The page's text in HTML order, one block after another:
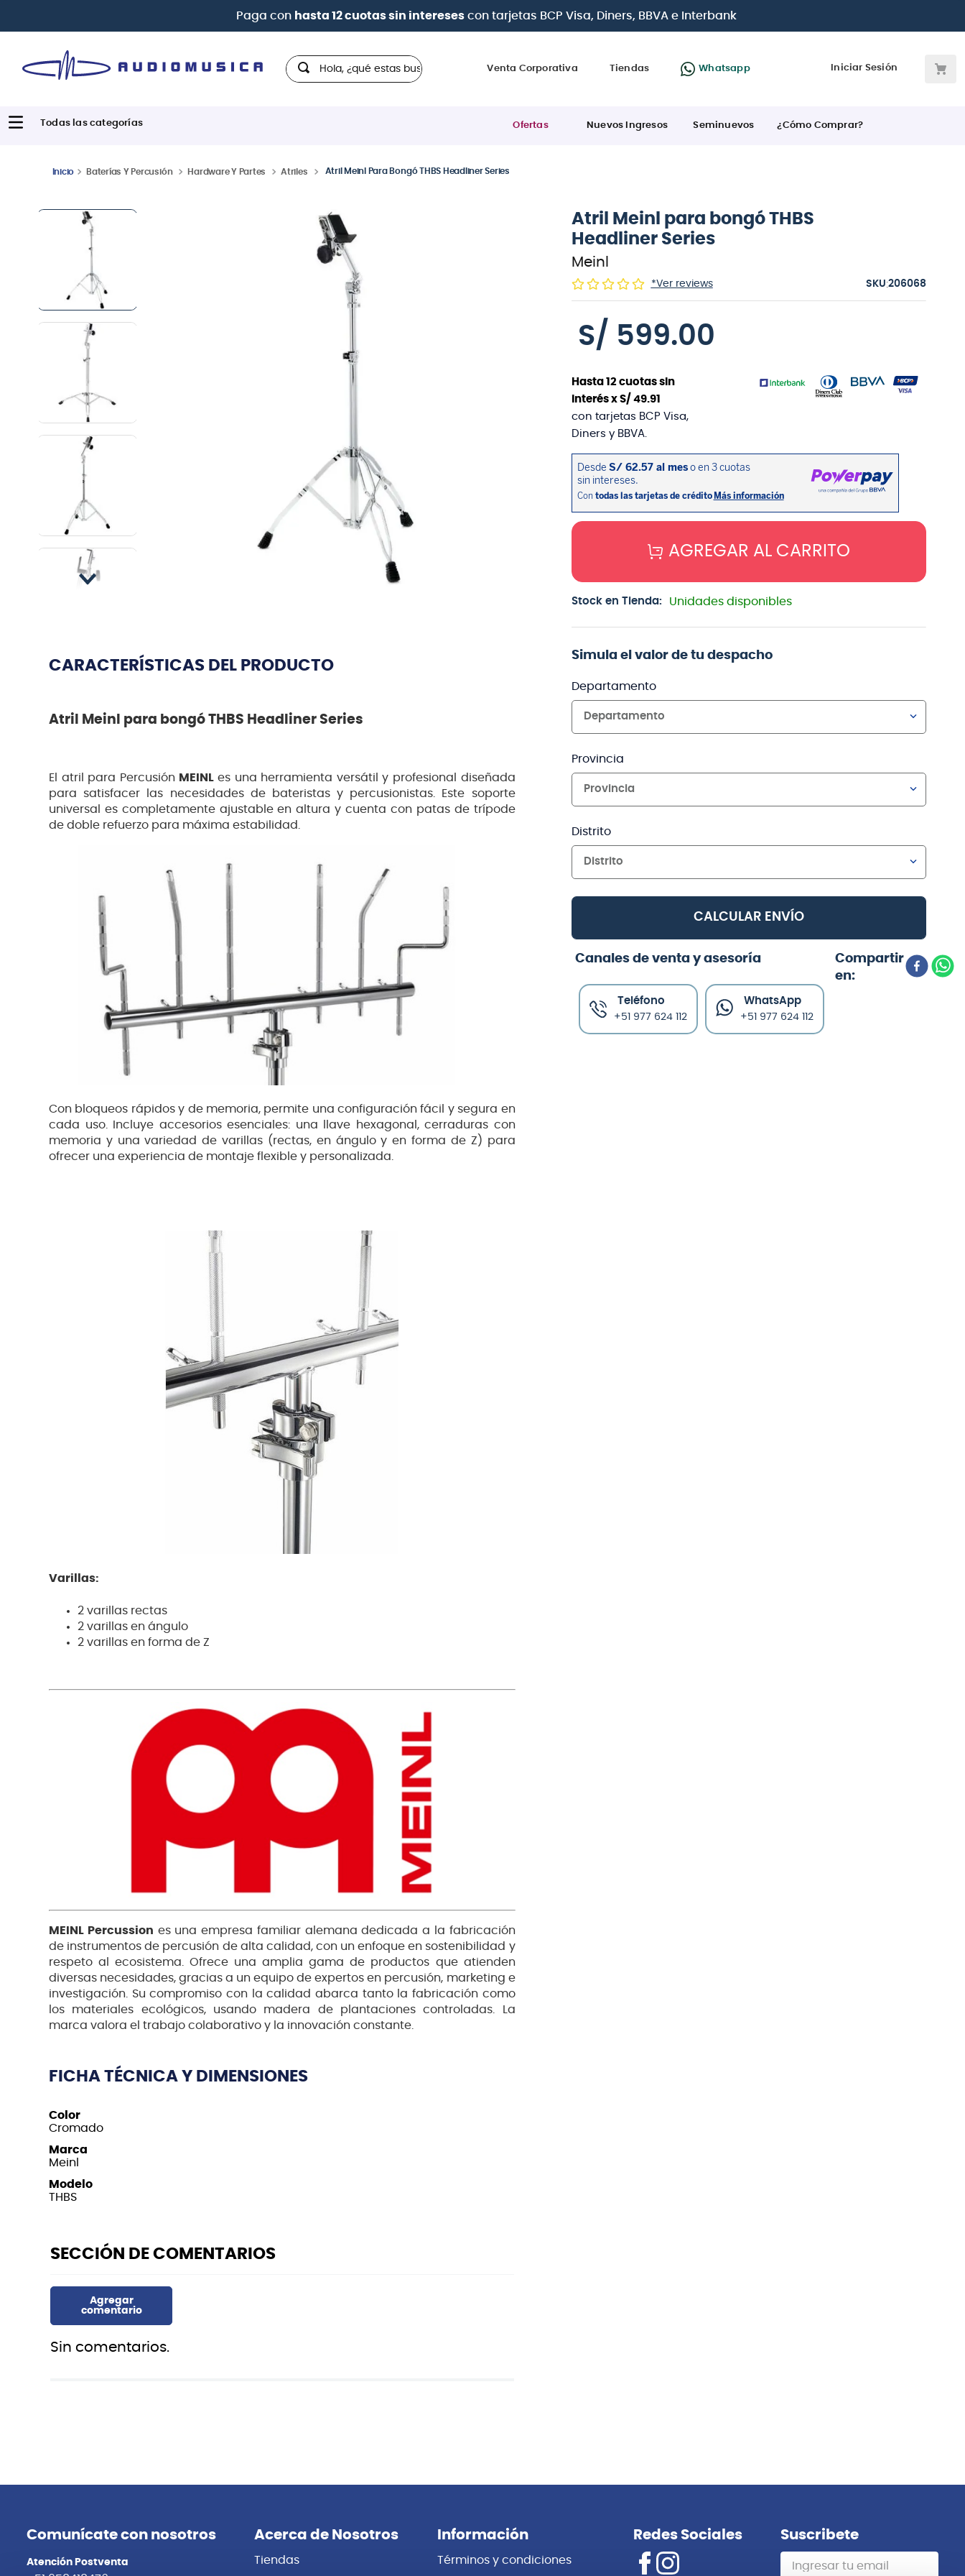
| Paga en cuotasdesde 0% de interéscon todas las tarjetas de crédito
Hola, ¿qué estas buscando?
Venta Corporativa Tiendas Whatsapp Iniciar Sesión
Ofertas Nuevos Ingresos Seminuevos ¿Cómo Comprar?
Baterías Y Percusión Hardware Y Partes Atriles Atril Meinl Para Bongó THBS Headliner Series
CARACTERÍSTICAS DEL PRODUCTO
Atril Meinl para bongó THBS Headliner Series
El atril para Percusión MEINLes una herramienta versátil y profesional diseñada
para satisfacer las necesidades de bateristas y percusionistas. Este soporte
universal es completamente ajustable en altura y cuenta con patas de trípode
de doble refuerzo para máxima estabilidad.
Con bloqueos rápidos y de memoria, permite una configuración fácil y segura en
cada uso. Incluye accesorios esenciales: una llave hexagonal, cerraduras con
memoria y una variedad de varillas (rectas, en ángulo y en forma de Z) para
ofrecer una experiencia de montaje flexible y personalizada.
Varillas:
2 varillas rectas
2 varillas en ángulo
2 varillas en forma de Z
MEINL Percussion es una empresa familiar alemana dedicada a la fabricación
de instrumentos de percusión de alta calidad, con un enfoque en sostenibilidad y
respeto al ecosistema. Ofrece una amplia gama de productos que atienden
diversas necesidades, gracias a un equipo de expertos en percusión, marketing e
investigación. Su compromiso con la calidad abarca tanto la fabricación como
los materiales ecológicos, usando madera de plantaciones controladas. La
marca valora el trabajo colaborativo y la innovación constante.
FICHA TÉCNICA Y DIMENSIONES
Color
Cromado
Marca
Meinl
Modelo
THBS
Sin comentarios.
Atril Meinl para bongó THBS
Headliner Series
Meinl
*Ver reviews :206068
S/ 599.00
Hasta 12cuotas sin
interés x S/ 49.91
con tarjetas BCP Visa,
Diners y BBVA.
AGREGAR AL CARRITO
Stock en Tienda: Unidades disponibles
Simula el valor de tu despacho
Departamento
Departamento
Provincia
Provincia
Distrito
Distrito
CALCULAR ENVÍO
Canales de venta y asesoría
Teléfono
+51 977 624 112
WhatsApp
+51 977 624 112
Comunícate con nosotros
Atención Postventa
Acerca de Nosotros
Tiendas
Información
Términos y condiciones
Redes Sociales Suscribete